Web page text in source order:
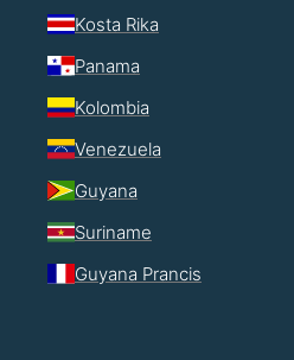
Kosta Rika
Panama
Kolombia
Venezuela
Guyana
Suriname
Guyana Prancis